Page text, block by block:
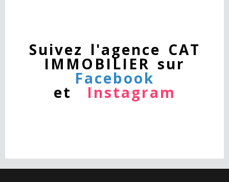
Suivez l'agence CAT
IMMOBILIER sur
Facebook
et Instagram